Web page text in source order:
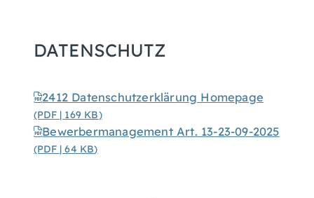
DATENSCHUTZ
2412 Datenschutzerklärung Homepage
(PDF | 169 KB)
Bewerbermanagement Art. 13-23-09-2025
(PDF | 64 KB)